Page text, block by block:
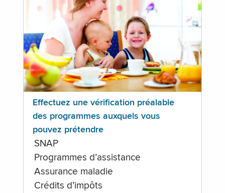
Effectuez une vérification préalable
des programmes auxquels vous
pouvez prétendre
SNAP
Programmes d’assistance
Assurance maladie
Crédits d’impôts